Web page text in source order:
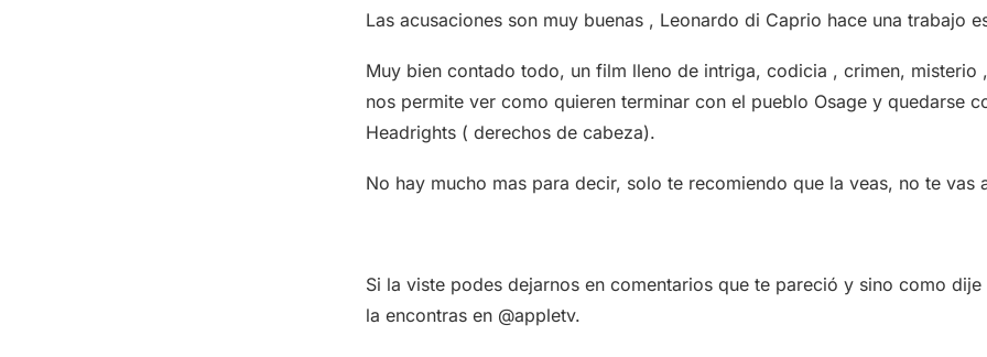
Las acusaciones son muy buenas , Leonardo di Caprio hace una trabajo
Muy bien contado todo, un film lleno de intriga, codicia , crimen, misterio
nos permite ver como quieren terminar con el pueblo Osage y quedarse
Headrights ( derechos de cabeza).
No hay mucho mas para decir, solo te recomiendo que la veas, no te vas
Si la viste podes dejarnos en comentarios que te pareció y sino como dije
la encontras en @appletv.